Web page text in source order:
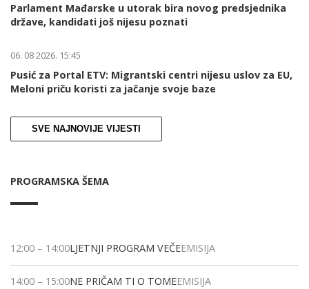
Parlament Mađarske u utorak bira novog predsjednika
države, kandidati još nijesu poznati
06. 08 2026. 15:45
Pusić za Portal ETV: Migrantski centri nijesu uslov za EU,
Meloni priču koristi za jačanje svoje baze
SVE NAJNOVIJE VIJESTI
PROGRAMSKA ŠEMA
12:00 – 14:00LJETNJI PROGRAM VEČEEMISIJA
14:00 – 15:00NE PRIČAM TI O TOMEEMISIJA